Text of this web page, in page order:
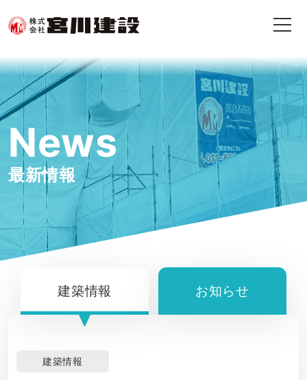
News
最新情報
建築情報 お知らせ
建築情報